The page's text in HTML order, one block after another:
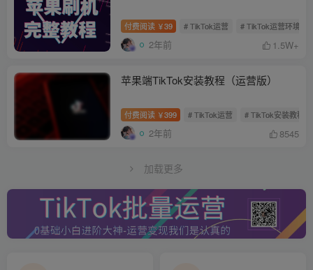
付费阅读 ￥39 # TikTok运营 # TikTok运营环境
2年前 1.5W+
苹果端TikTok安装教程（运营版）
付费阅读 ￥399 # TikTok运营 # TikTok安装教程
2年前 8545
加载更多